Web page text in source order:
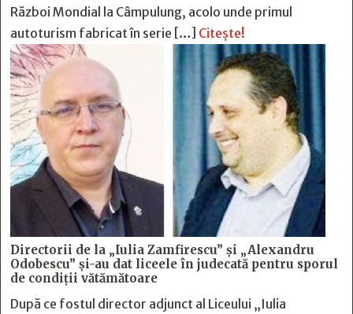
Război Mondial la Câmpulung, acolo unde primul
autoturism fabricat în serie […] Citește!
Directorii de la „Iulia Zamfirescu” și „Alexandru
Odobescu” și-au dat liceele în judecată pentru sporul
de condiții vătămătoare
După ce fostul director adjunct al Liceului „Iulia